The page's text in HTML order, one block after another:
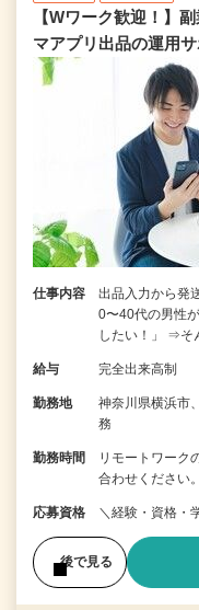
【Wワーク歓迎！】
マアプリ出品の運用
仕事内容
出品入力から発
0〜40代の男性
したい！」 ⇒そ
給与 完全出来高制
勤務地
神奈川県横浜市
務
勤務時間
リモートワーク
合わせください
応募資格 ＼経験・資格・
後で見る